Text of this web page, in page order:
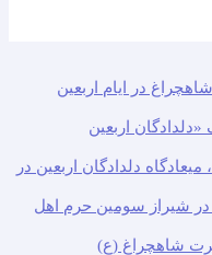
در ایام اربعین
اربعین
دلدادگان اربعین در
در شیراز سومین حرم اهل
شاهچراغ (ع)